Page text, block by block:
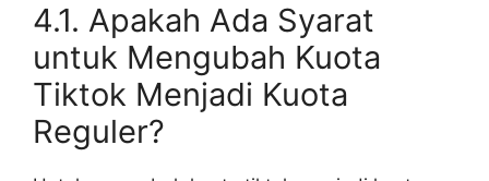
4.1. Apakah Ada Syarat
untuk Mengubah Kuota
Tiktok Menjadi Kuota
Reguler?